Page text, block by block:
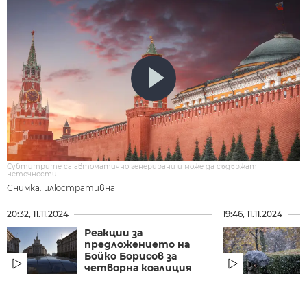
Снимка: илюстративна
Субтитрите са автоматично генерирани и може да съдържат
неточности.
20:32, 11.11.2024
Реакции за
предложението на
Бойко Борисов за
четворна коалиция
19:46, 11.11.2024